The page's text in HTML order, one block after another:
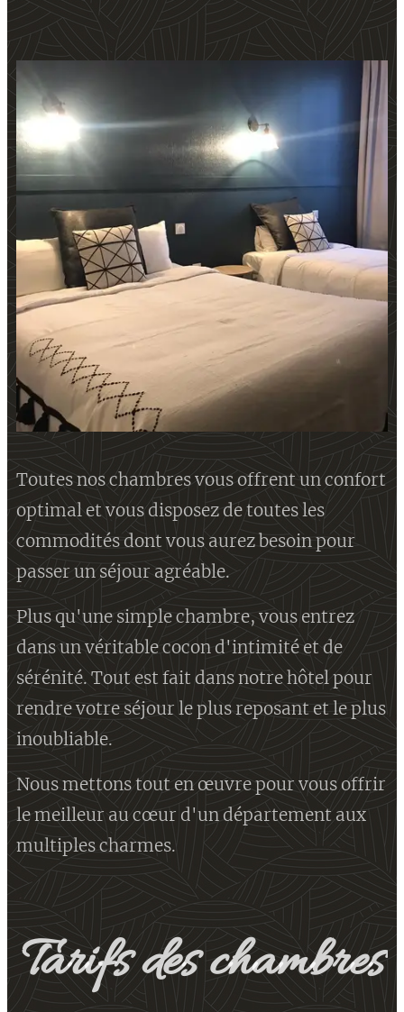
Toutes nos chambres vous offrent un confort
optimal et vous disposez de toutes les
commodités dont vous aurez besoin pour
passer un séjour agréable.
Plus qu'une simple chambre, vous entrez
dans un véritable cocon d'intimité et de
sérénité. Tout est fait dans notre hôtel pour
rendre votre séjour le plus reposant et le plus
inoubliable.
Nous mettons tout en œuvre pour vous offrir
le meilleur au cœur d'un département aux
multiples charmes.
Tarifs des chambres